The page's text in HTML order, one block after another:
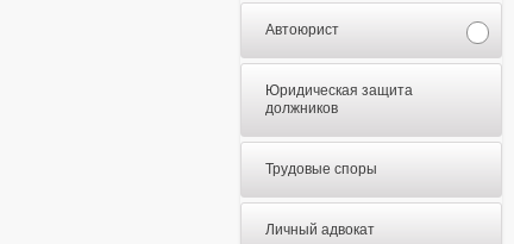
Автоюрист
Юридическая защита
должников
Трудовые споры
Личный адвокат